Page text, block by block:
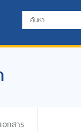
อกสาร